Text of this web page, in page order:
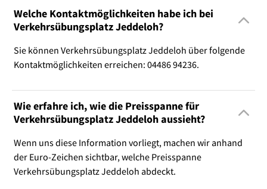
Welche Kontaktmöglichkeiten habe ich bei
Verkehrsübungsplatz Jeddeloh?
Sie können Verkehrsübungsplatz Jeddeloh über folgende
Kontaktmöglichkeiten erreichen: 04486 94236.
Wie erfahre ich, wie die Preisspanne für
Verkehrsübungsplatz Jeddeloh aussieht?
Wenn uns diese Information vorliegt, machen wir anhand
der Euro-Zeichen sichtbar, welche Preisspanne
Verkehrsübungsplatz Jeddeloh abdeckt.